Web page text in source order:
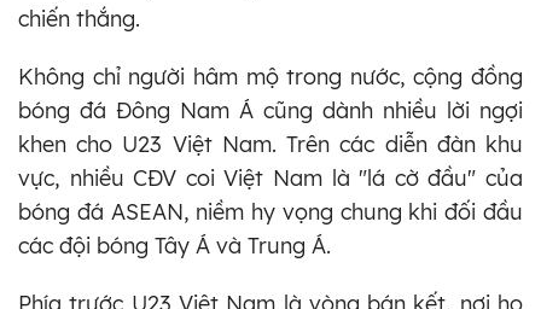
chiến thắng.
Không chỉ người hâm mộ trong nước, cộng đồng
bóng đá Đông Nam Á cũng dành nhiều lời ngợi
khen cho U23 Việt Nam. Trên các diễn đàn khu
vực, nhiều CĐV coi Việt Nam là "lá cờ đầu" của
bóng đá ASEAN, niềm hy vọng chung khi đối đầu
các đội bóng Tây Á và Trung Á.
Phía trước U23 Việt Nam là vòng bán kết, nơi họ